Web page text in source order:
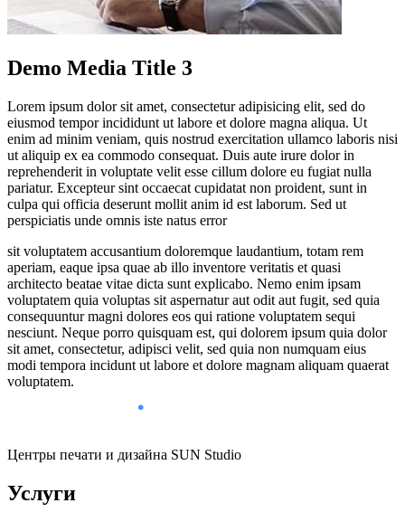
Demo Media Title 3
Lorem ipsum dolor sit amet, consectetur adipisicing elit, sed do
eiusmod tempor incididunt ut labore et dolore magna aliqua. Ut
enim ad minim veniam, quis nostrud exercitation ullamco laboris nisi
ut aliquip ex ea commodo consequat. Duis aute irure dolor in
reprehenderit in voluptate velit esse cillum dolore eu fugiat nulla
pariatur. Excepteur sint occaecat cupidatat non proident, sunt in
culpa qui officia deserunt mollit anim id est laborum. Sed ut
perspiciatis unde omnis iste natus error
sit voluptatem accusantium doloremque laudantium, totam rem
aperiam, eaque ipsa quae ab illo inventore veritatis et quasi
architecto beatae vitae dicta sunt explicabo. Nemo enim ipsam
voluptatem quia voluptas sit aspernatur aut odit aut fugit, sed quia
consequuntur magni dolores eos qui ratione voluptatem sequi
nesciunt. Neque porro quisquam est, qui dolorem ipsum quia dolor
sit amet, consectetur, adipisci velit, sed quia non numquam eius
modi tempora incidunt ut labore et dolore magnam aliquam quaerat
voluptatem.
Центры печати и дизайна SUN Studio
Услуги